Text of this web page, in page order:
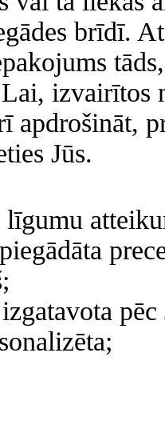
brīdī.
izvairītos
apdrošināt,
Jūs.
līgumu
pēc